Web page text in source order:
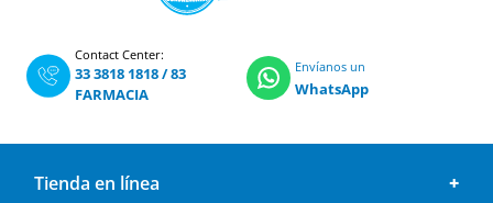
Contact Center:
33 3818 1818/83
FARMACIA
Envíanos un
WhatsApp
Tienda en línea